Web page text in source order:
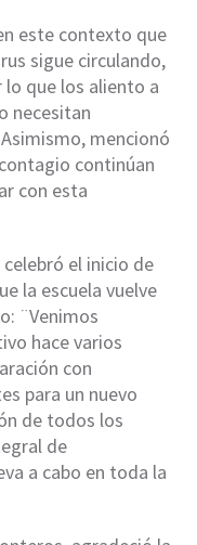
este contexto que
sigue circulando,
que los aliento a
necesitan
mencionó
continúan
con esta
el inicio de
la escuela vuelve
¨Venimos
hace varios
con
para un nuevo
de todos los
de
a cabo en toda la